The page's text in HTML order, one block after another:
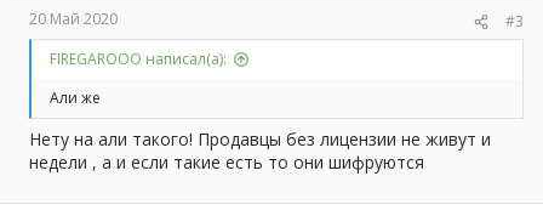
20 Май 2020
#3
FIREGAROOO написал(а):
Али же
Нету на али такого! Продавцы без лицензии не живут и
недели , а и если такие есть то они шифруются